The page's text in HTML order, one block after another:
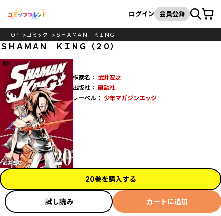
検索
ログイン 会員登録カート
TOP コミック ＳＨＡＭＡＮ ＫＩＮＧ
ＳＨＡＭＡＮ ＫＩＮＧ（２０）
作家名： 武井宏之
出版社： 講談社
レーベル： 少年マガジンエッジ
20巻を購入する
試し読み カートに追加